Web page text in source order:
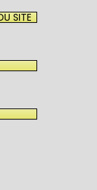
SITE